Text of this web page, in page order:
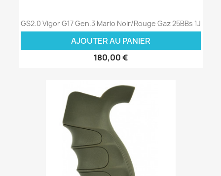
GS2.0 Vigor G17 Gen.3 Mario Noir/Rouge Gaz 25BBs 1J
AJOUTER AU PANIER
180,00 €